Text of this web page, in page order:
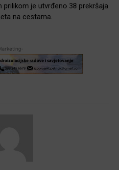
je utvrđeno 38 prekršaja
na cestama.